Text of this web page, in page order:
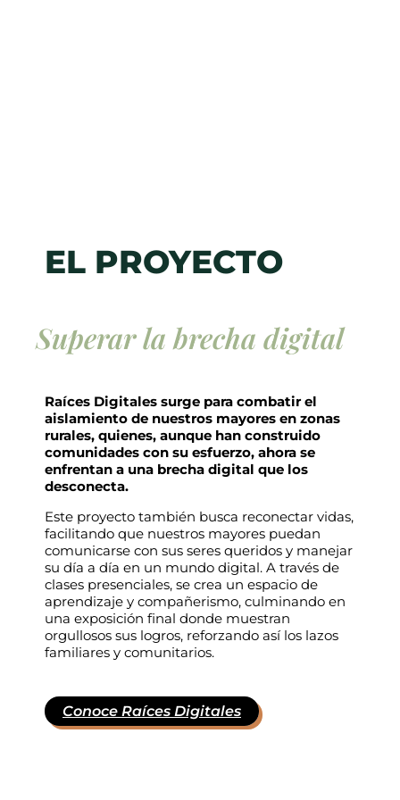
EL PROYECTO
Superar la brecha digital
Raíces Digitales surge para combatir el
aislamiento de nuestros mayores en zonas
rurales, quienes, aunque han construido
comunidades con su esfuerzo, ahora se
enfrentan a una brecha digital que los
desconecta.
Este proyecto también busca reconectar vidas,
facilitando que nuestros mayores puedan
comunicarse con sus seres queridos y manejar
su día a día en un mundo digital. A través de
clases presenciales, se crea un espacio de
aprendizaje y compañerismo, culminando en
una exposición final donde muestran
orgullosos sus logros, reforzando así los lazos
familiares y comunitarios.
Conoce Raíces Digitales